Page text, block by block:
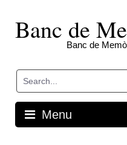
contentBanc de
Banc de
Menu